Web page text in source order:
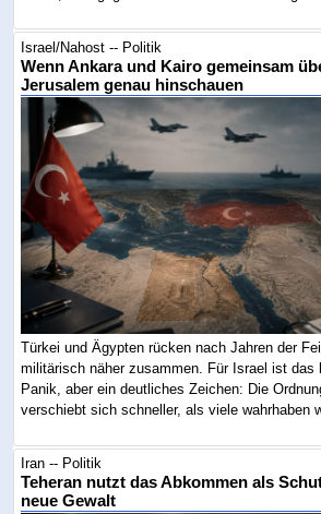
Israel/Nahost -- Politik
Wenn Ankara und Kairo gemeinsam
Jerusalem genau hinschauen
Türkei und Ägypten rücken nach Jahren der
militärisch näher zusammen. Für Israel ist das
Panik, aber ein deutliches Zeichen: Die
verschiebt sich schneller, als viele wahrhaben
Iran -- Politik
Teheran nutzt das Abkommen als
neue Gewalt